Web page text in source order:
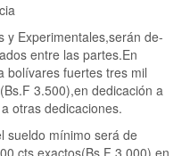
y Experimentales,serán de-
entre las partes.En
bolívares fuertes tres mil
3.500),en dedicación a
otras dedicaciones.
sueldo mínimo será de
cts exactos(Bs.F 3.000) en